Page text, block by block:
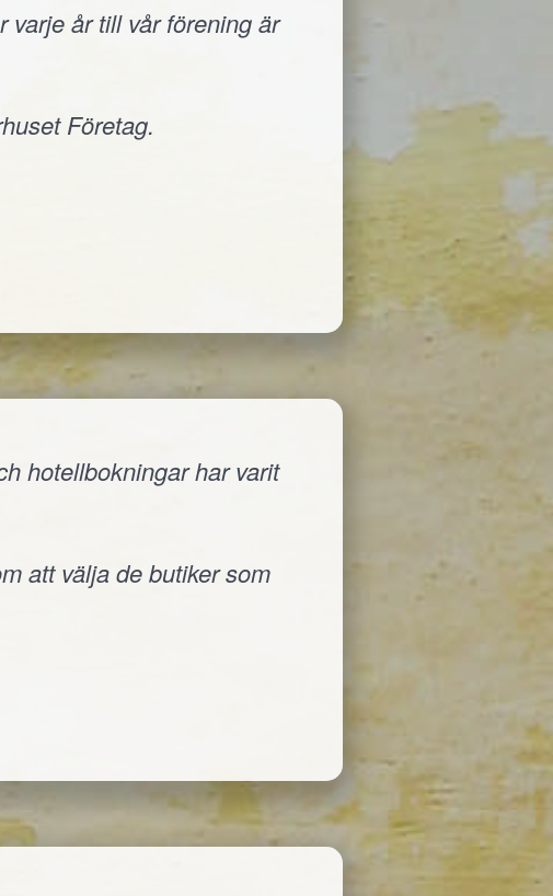
varje år till vår förening är
Företag.
hotellbokningar har varit
att välja de butiker som